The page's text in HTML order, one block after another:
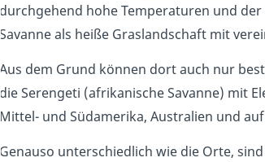
durchgehend hohe Temperaturen und
Savanne als heiße Graslandschaft mit
Aus dem Grund können dort auch nur
die Serengeti (afrikanische Savanne) mit
Mittel- und Südamerika, Australien und
Genauso unterschiedlich wie die Orte,